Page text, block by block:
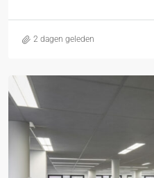
2 dagen geleden